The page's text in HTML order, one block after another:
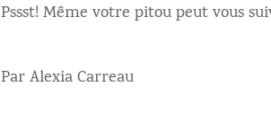
Pssst! Même votre pitou peut vous
Par Alexia Carreau